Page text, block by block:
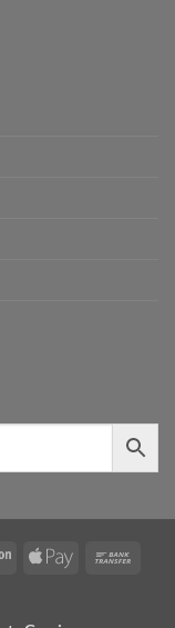
AmazonApple